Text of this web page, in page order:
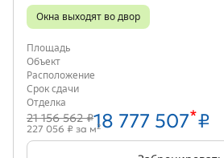
Окна выходят во двор
Площадь
Объект
Расположение
Срок сдачи
Отделка
21 156 562 ₽18 777 507*₽
227 056 ₽ за м2